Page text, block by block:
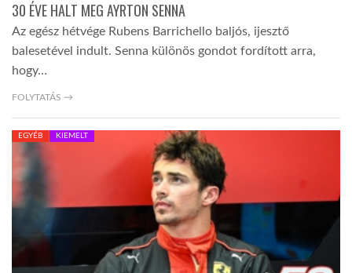
GLOBOTV BP
30 ÉVE HALT MEG AYRTON SENNA
Az egész hétvége Rubens Barrichello baljós, ijesztő
balesetével indult. Senna különös gondot fordított arra,
hogy…
FOLYTATÁS →
EGYÉB KIEMELT